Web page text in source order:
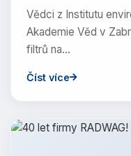
Vědci z Institutu
Akademie Věd v
filtrů na…
Číst více